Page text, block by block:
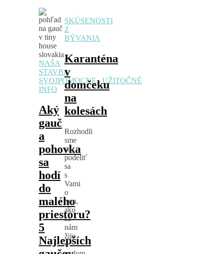
NAŠA
STAVBA
SVOJPOMOCNE, UŽITOČNÉ
INFO
Aký
gauč
a
pohovka
sa
hodí
do
malého
priestoru?
5
Najlepších
SKÚSENOSTI
Z
BÝVANIA
Karanténa
v
domčeku
na
kolesách
Rozhodli
sme
sa
podeliť
sa
s
Vami
o
tom,
ako
sa
nám
žije
v